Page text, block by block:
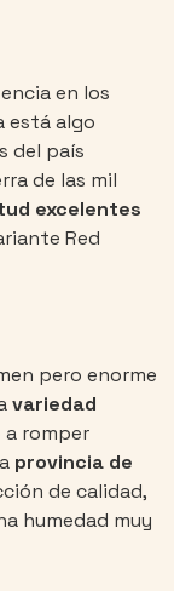
en los
está algo
del país
de las mil
excelentes
Red
pero enorme
variedad
a romper
provincia de
de calidad,
humedad muy